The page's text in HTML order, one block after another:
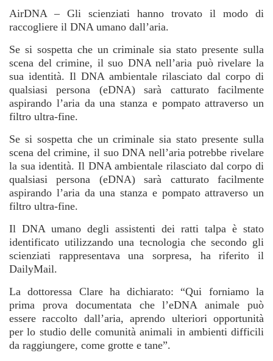
AirDNA – Gli scienziati hanno trovato il modo di
raccogliere il DNA umano dall’aria.
Se si sospetta che un criminale sia stato presente sulla
scena del crimine, il suo DNA nell’aria può rivelare la
sua identità. Il DNA ambientale rilasciato dal corpo di
qualsiasi persona (eDNA) sarà catturato facilmente
aspirando l’aria da una stanza e pompato attraverso un
filtro ultra-fine.
Se si sospetta che un criminale sia stato presente sulla
scena del crimine, il suo DNA nell’aria potrebbe rivelare
la sua identità. Il DNA ambientale rilasciato dal corpo di
qualsiasi persona (eDNA) sarà catturato facilmente
aspirando l’aria da una stanza e pompato attraverso un
filtro ultra-fine.
Il DNA umano degli assistenti dei ratti talpa è stato
identificato utilizzando una tecnologia che secondo gli
scienziati rappresentava una sorpresa, ha riferito il
DailyMail.
La dottoressa Clare ha dichiarato: “Qui forniamo la
prima prova documentata che l’eDNA animale può
essere raccolto dall’aria, aprendo ulteriori opportunità
per lo studio delle comunità animali in ambienti difficili
da raggiungere, come grotte e tane”.